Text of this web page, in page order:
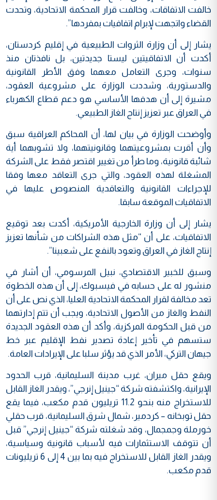
خالفت الاتفاقات، وخالفت قرار المحكمة الاتحادية، وتحدت
القضاء واتجهت لإبرام اتفافيات بمفردها”.
يشار إلى أن وزارة الثروات الطبيعية في إقليم كردستان،
أكدت أن الاتفاقيتين ليستا جديدتين، بل نافذتان منذ
سنوات، وجرى التعامل معهما وفق الأطر القانونية
والدستورية، وشددت الوزارة على مشروعية العقود،
مشيرة إلى أن هدفها الأساسي هو دعم قطاع الكهرباء
في العراق عبر تعزيز إنتاج الغاز الطبيعي.
وأوضحت الوزارة في بيان لها، أن المحاكم العراقية سبق
وأن أقرت بمشروعيتهما وقانونيتهما، ولا تشوبهما أية
شائبة قانونية، وما طرأ من تغيير اقتصر فقط على الشركة
المشغلة لهذه العقود، والتي جرى التعاقد معها وفقا
للإجراءات القانونية والتعاقدية المنصوص عليها في
الاتفاقيات الموقعة سابقا.
يشار إلى أن وزارة الخارجية الأمريكية، أكدت بعد توقيع
الاتفاقيات، على أن “مثل هذه الشراكات من شأنها تعزيز
إنتاج الغاز في العراق وتعود بالنفع على شعبينا”.
وسبق للخبير الاقتصادي، نبيل المرسومي، أن أشار في
منشور له على حسابه في فيسبوك، إلى أن هذه الخطوة
تعد مخالفة لقرار المحكمة الاتحادية العليا، الذي نص على أن
النفط والغاز من الأصول الاتحادية، ويجب أن تتم إدارتهما
من قبل الحكومة المركزية، وأكد أن هذه العقود الجديدة
ستسهم في تأخير إعادة تصدير نفط الإقليم عبر خط
جيهان التركي، الأمر الذي قد يؤثر سلبا على الإيرادات العامة.
ويقع حقل ميران، غرب مدينة السليمانية، قرب الحدود
الإيرانية، واكتشفته شركة “جينيل إنرجي”، ويقدر الغاز القابل
للاستخراج منه بنحو 11.2 تريليون قدم مكعب، فيما يقع
حقل توبخانه – كردمير، شمال شرق السليمانية، قرب حقلي
خورملة وجمجمال، وقد شغلته شركة “جينيل إنرجي” قبل
أن تتوقف الاستثمارات فيه لأسباب قانونية وسياسية،
ويقدر الغاز القابل للاستخراج فيه بما بين 4 إلى 6 تريليونات
قدم مكعب.